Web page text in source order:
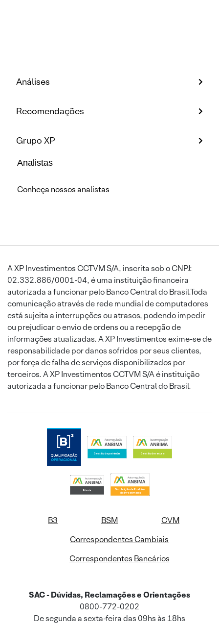
Análises
Recomendações
Grupo XP
Analistas
Conheça nossos analistas
A XP Investimentos CCTVM S/A, inscrita sob o CNPJ:
02.332.886/0001-04, é uma instituição financeira
autorizada a funcionar pelo Banco Central do Brasil.Toda
comunicação através de rede mundial de computadores
está sujeita a interrupções ou atrasos, podendo impedir
ou prejudicar o envio de ordens ou a recepção de
informações atualizadas. A XP Investimentos exime-se de
responsabilidade por danos sofridos por seus clientes,
por força de falha de serviços disponibilizados por
terceiros. A XP Investimentos CCTVM S/A é instituição
autorizada a funcionar pelo Banco Central do Brasil.
B3 BSM
CVM
Correspondentes Cambiais
Correspondentes Bancários
SAC - Dúvidas, Reclamações e Orientações
0800-772-0202
De segunda a sexta-feira das 09hs às 18hs